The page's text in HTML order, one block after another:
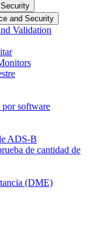
and Security
Validation
por software
ADS-B
de cantidad de
(DME)